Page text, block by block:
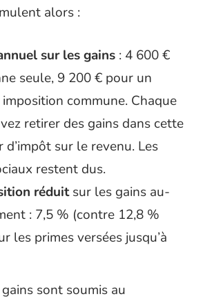
alors :
sur les gains : 4 600 €
seule, 9 200 € pour un
commune. Chaque
retirer des gains dans cette
d’impôt sur le revenu. Les
restent dus.
réduitsur les gains au-
: 7,5 % (contre 12,8 %
les primes versées jusqu’à
sont soumis au